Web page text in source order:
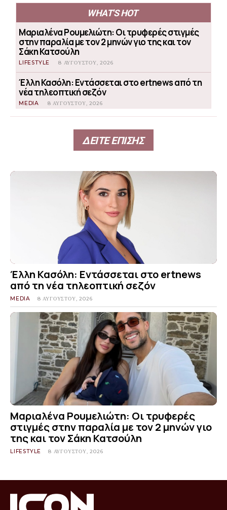
WHAT'S HOT
Μαριαλένα Ρουμελιώτη: Οι τρυφερές στιγμές
στην παραλία με τον 2 μηνών γιο της και τον
Σάκη Κατσούλη
LIFESTYLE 8 ΑΥΓΟΎΣΤΟΥ, 2026
Έλλη Κασόλη: Εντάσσεται στο ertnews από τη
νέα τηλεοπτική σεζόν
MEDIA 8 ΑΥΓΟΎΣΤΟΥ, 2026
ΔΕΙΤΕ ΕΠΙΣΗΣ
Έλλη Κασόλη: Εντάσσεται στο ertnews
από τη νέα τηλεοπτική σεζόν
MEDIA 8 ΑΥΓΟΎΣΤΟΥ, 2026
Μαριαλένα Ρουμελιώτη: Οι τρυφερές
στιγμές στην παραλία με τον 2 μηνών γιο
της και τον Σάκη Κατσούλη
LIFESTYLE 8 ΑΥΓΟΎΣΤΟΥ, 2026